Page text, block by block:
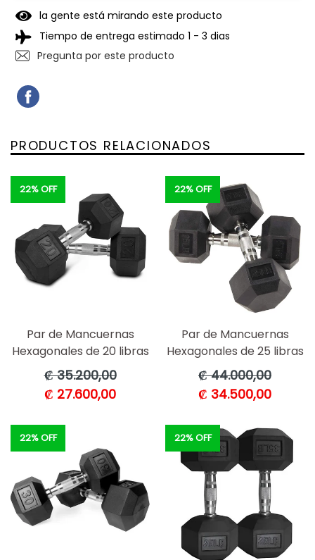
la gente está mirando este producto
Tiempo de entrega estimado 1 - 3 dias
Pregunta por este producto
EN
PRODUCTOS RELACIONADOS
22% OFF
Par de Mancuernas
Hexagonales de 20 libras
Precio
habitual
₡ 35.200,00
₡ 27.600,00
22% OFF
Par de Mancuernas
Hexagonales de 25 libras
Precio
habitual
₡ 44.000,00
₡ 34.500,00
22% OFF 22% OFF